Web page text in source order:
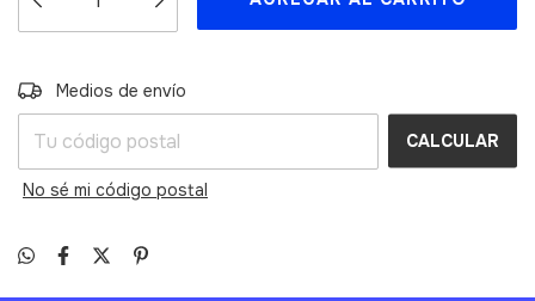
Entregas para el CP:
Medios de envío
CALCULAR
No sé mi código postal